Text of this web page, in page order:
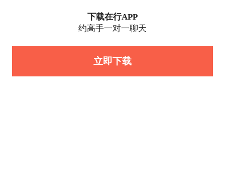
下载在行APP
约高手一对一聊天
立即下载